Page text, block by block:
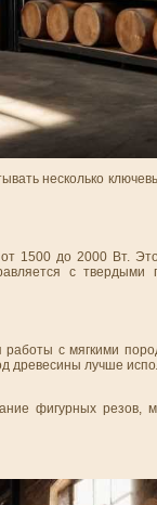
несколько
1500 до 2000 Вт.
с твердыми
с мягкими
лучше
фигурных